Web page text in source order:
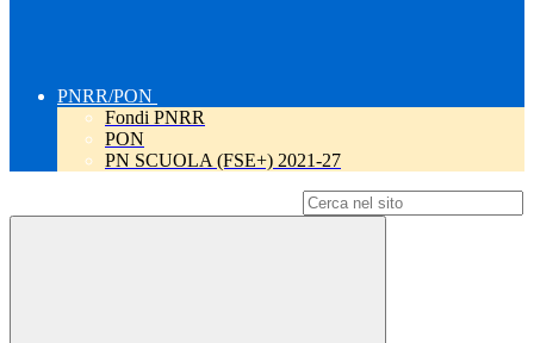
PNRR/PON
Fondi PNRR
PON
PN SCUOLA (FSE+) 2021-27